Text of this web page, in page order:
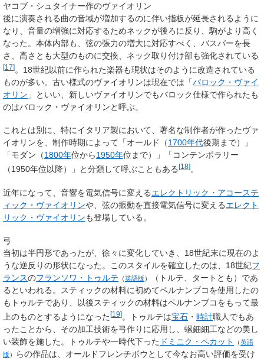
ヤコブ・シュタイナー作のヴァイオリン
後に演奏される曲の音域が増加するのに伴い指板が延長されるように
なり、音量の増強に対応するためネックが後ろに反り、駒がより高く
なった。本体内部も、弦の張力の増大に対応すべく、バスバーを長
さ、高さとも大型のものに交換、ネック取り付け部も強化されている
[17]。18世紀以前に作られた楽器も現状はそのように改造されている
ものが多い。古い様式のヴァイオリンは現在では「バロック・ヴァイ
オリン 」といい、新しいヴァイオリンでもバロック仕様で作られたも
のはバロック・ヴァイオリンと呼ぶ。
これとは別に、特にイタリア製において、著名な制作者が作ったヴァ
イオリンを、制作時期によって「オールド（1700年代後期まで）」
「モダン（1800年位から1950年位まで）」「コンテンポラリー
（1950年位以降）」と分類して呼ぶこともある [18] 。
近年になって、音響を電気信号に変えるエレクトリック・アコーステ
ィック・ヴァイオリンや、弦の振動を直接電気信号に変えるエレクト
リック・ヴァイオリンも登場している。
弓
当初は半円形であったが、徐々に変化していき、18世紀末に現在のよ
うな逆反りの形状になった。このスタイルを確立したのは、18世紀フ
ランスのフランソワ・トゥルテ （英語版 ）
（トルテ、タートとも）であ
るといわれる。スティックの材料に初めてペルナンブコを使用したの
もトゥルテであり、以後スティックの材料はペルナンブコをもって最
上のものとするようになった [19]。トゥルテは宝石 ・ 時計職人でもあ
ったことから、その加工技術を弓作りに応用し、螺鈿細工などの美し
い装飾を施した。トゥルテや一時代下った ドミニク・ペカット （英語
版 ）
らの作品は、オールドフレンチボウとして今なお高い評価を受け